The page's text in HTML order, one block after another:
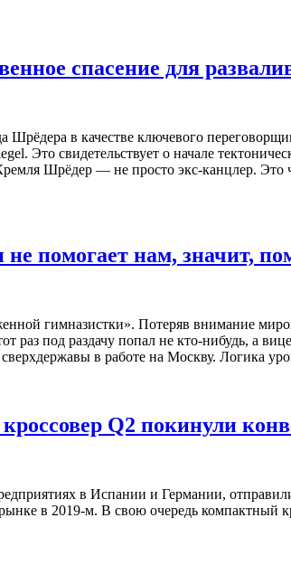
спасение для
в качестве ключевого
Это свидетельствует о начале
Шрёдер — не просто экс-канцлер. Это
помогает нам, значит,
гимназистки». Потеряв внимание
раз под раздачу попал не кто-нибудь, а
в работе на Москву. Логика
Q2 покинули
в Испании и Германии,
в 2019-м. В свою очередь